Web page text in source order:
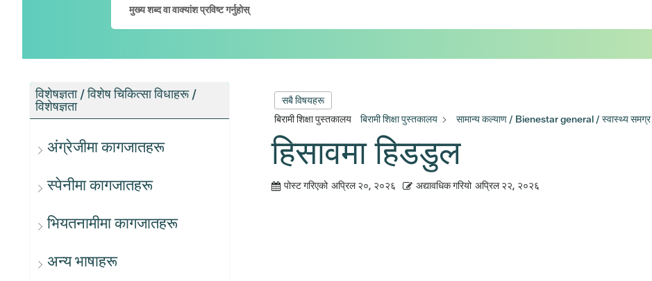
विशेषज्ञता / विशेष चिकित्सा विधाहरू /
विशेषज्ञता
अंग्रेजीमा कागजातहरू
स्पेनीमा कागजातहरू
भियतनामीमा कागजातहरू
अन्य भाषाहरू
सबै विषयहरू
बिरामी शिक्षा पुस्तकालय
बिरामी शिक्षा पुस्तकालय सामान्य कल्याण / Bienestar general / स्वास्थ्य समग्र
हिसावमा हिडडुल
पोस्ट गरिएको अप्रिल २०, २०२६ अद्यावधिक गरियो अप्रिल २२, २०२६